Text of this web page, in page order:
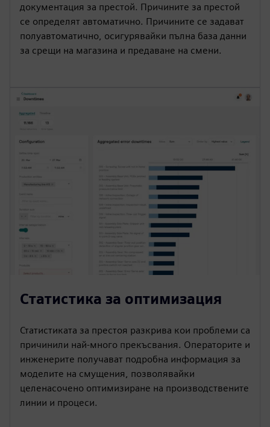
документация за престой. Причините за престой
се определят автоматично. Причините се задават
полуавтоматично, осигурявайки пълна база данни
за срещи на магазина и предаване на смени.
Статистика за оптимизация
Статистиката за престоя разкрива кои проблеми са
причинили най-много прекъсвания. Операторите и
инженерите получават подробна информация за
моделите на смущения, позволявайки
целенасочено оптимизиране на производствените
линии и процеси.